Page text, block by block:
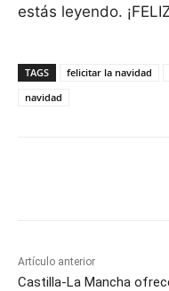
estás leyendo.
TAGS felicitar la navidad
navidad
Artículo anterior
Castilla-La Mancha